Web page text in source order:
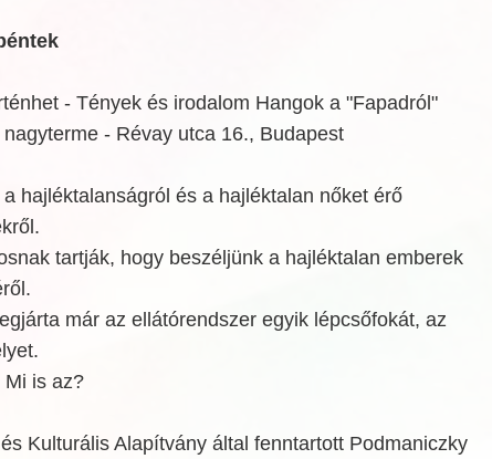
- Tények és irodalom Hangok a "Fapadról"
- Révay utca 16., Budapest
hajléktalanságról és a hajléktalan nőket érő
tartják, hogy beszéljünk a hajléktalan emberek
már az ellátórendszer egyik lépcsőfokát, az
Mi is az?
Kulturális Alapítvány által fenntartott Podmaniczky